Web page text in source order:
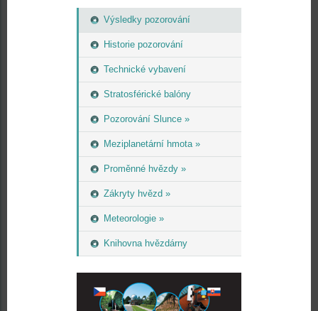
Výsledky pozorování
Historie pozorování
Technické vybavení
Stratosférické balóny
Pozorování Slunce »
Meziplanetární hmota »
Proměnné hvězdy »
Zákryty hvězd »
Meteorologie »
Knihovna hvězdárny